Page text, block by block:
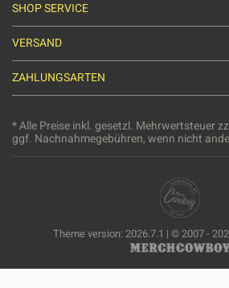
SHOP SERVICE
VERSAND
ZAHLUNGSARTEN
* Alle Preise inkl. gesetzl. Mehrwertsteuer
ggf. Nachnahmegebühren, wenn nicht
Theme version: 2026.7.1 | © 2007 -